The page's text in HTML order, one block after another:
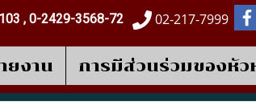
, 0-2429-3568-72 02-217-7999
ยงาน การมีส่วนร่วมของหัว